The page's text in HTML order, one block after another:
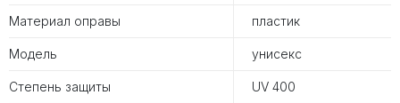
Материал оправы пластик
Модель унисекс
Степень защиты UV 400